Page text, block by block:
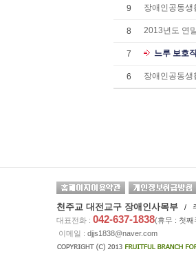
9 장애인공동
8 2013년도 연
7 느루 보호
6 장애인공동
천주교 대전교구 장애인사목부
/
대표전화 : 042-637-1838(휴무 : 첫째
이메일 : djjs1838@naver.com